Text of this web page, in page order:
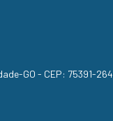
GO - CEP: 75391-264